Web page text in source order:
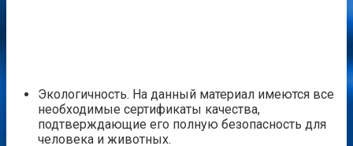
Экологичность. На данный материал имеются все
необходимые сертификаты качества,
подтверждающие его полную безопасность для
человека и животных.